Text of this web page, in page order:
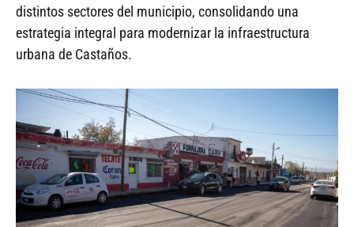
distintos sectores del municipio, consolidando una
estrategia integral para modernizar la infraestructura
urbana de Castaños.